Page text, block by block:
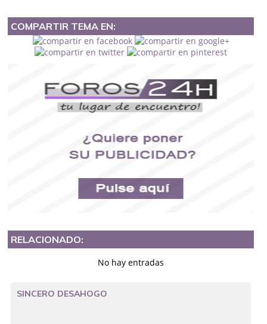
COMPARTIR TEMA EN:
RELACIONADO:
No hay entradas
SINCERO DESAHOGO